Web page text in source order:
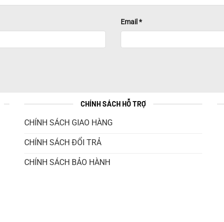
Email *
CHÍNH SÁCH HỖ TRỢ
CHÍNH SÁCH GIAO HÀNG
CHÍNH SÁCH ĐỔI TRẢ
CHÍNH SÁCH BẢO HÀNH